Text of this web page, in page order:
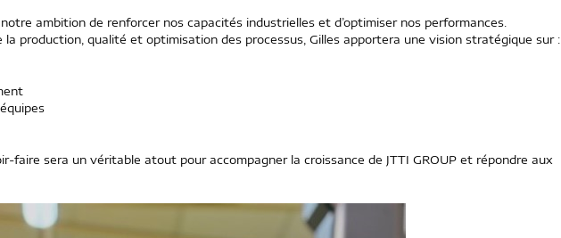
ambition de renforcer nos capacités industrielles et d’optimiser nos performances.
production, qualité et optimisation des processus, Gilles apportera une vision stratégique sur :
faire sera un véritable atout pour accompagner la croissance de JTTI GROUP et répondre aux